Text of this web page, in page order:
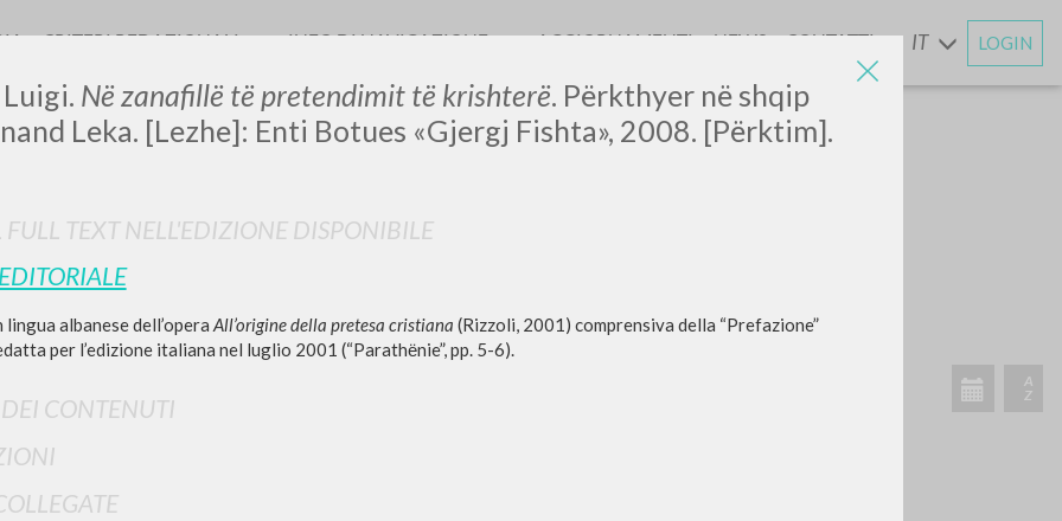
Në zanafillë të pretendimit të krishterë. Përkthyer në shqip
Leka. [Lezhe]: Enti Botues «Gjergj Fishta», 2008. [Përktim].
FULL TEXT NELL'EDIZIONE DISPONIBILE
albanese dell’opera All’origine della pretesa cristiana (Rizzoli, 2001) comprensiva della “Prefazione”
per l’edizione italiana nel luglio 2001 (“Parathёnie”, pp. 5-6).
CONTENUTI
CRITERI REDAZIONALI INFO DI NAVIGAZIONE AGGIORNAMENTIENEWS CONTATTI IT LOGIN
risultati ancora più precisi? Utilizza la
0DOCUMENTI TROVATI
Visualizza dettagli per tipologia
LINGUA